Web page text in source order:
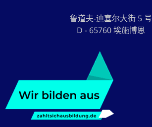
鲁道夫-迪塞尔大街 5 号
D - 65760 埃施博恩